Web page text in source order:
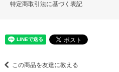
特定商取引法に基づく表記
この商品を友達に教える